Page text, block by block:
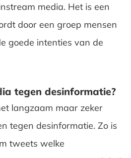
media. Het is een
door een groep mensen
goede intenties van de
tegen desinformatie?
langzaam maar zeker
tegen desinformatie. Zo is
tweets welke